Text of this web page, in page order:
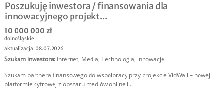
Poszukuję inwestora / finansowania dla
innowacyjnego projekt...
10 000 000 zł
dolnośląskie
aktualizacja: 08.07.2026
Szukam inwestora: Internet, Media, Technologia, innowacje
Szukam partnera finansowego do współpracy przy projekcie VidWall – nowej
platformie cyfrowej z obszaru mediów online i...